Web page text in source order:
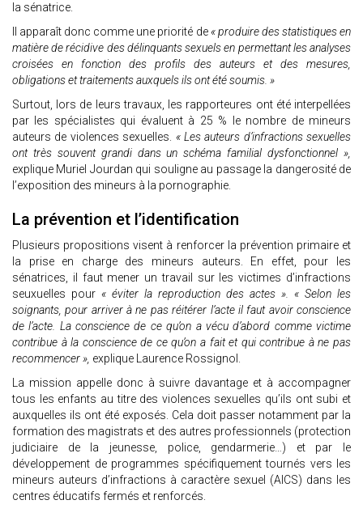
la sénatrice.
Il apparaît donc comme une priorité de « produire des statistiques en
matière de récidive des délinquants sexuels en permettant les analyses
croisées en fonction des profils des auteurs et des mesures,
obligations et traitements auxquels ils ont été soumis. »
Surtout, lors de leurs travaux, les rapporteures ont été interpellées
par les spécialistes qui évaluent à 25 % le nombre de mineurs
auteurs de violences sexuelles. « Les auteurs d’infractions sexuelles
ont très souvent grandi dans un schéma familial dysfonctionnel »,
explique Muriel Jourdan qui souligne au passage la dangerosité de
l’exposition des mineurs à la pornographie.
La prévention et l’identification
Plusieurs propositions visent à renforcer la prévention primaire et
la prise en charge des mineurs auteurs. En effet, pour les
sénatrices, il faut mener un travail sur les victimes d’infractions
seuxuelles pour « éviter la reproduction des actes ». « Selon les
soignants, pour arriver à ne pas réitérer l’acte il faut avoir conscience
de l’acte. La conscience de ce qu’on a vécu d’abord comme victime
contribue à la conscience de ce qu’on a fait et qui contribue à ne pas
recommencer », explique Laurence Rossignol.
La mission appelle donc à suivre davantage et à accompagner
tous les enfants au titre des violences sexuelles qu’ils ont subi et
auxquelles ils ont été exposés. Cela doit passer notamment par la
formation des magistrats et des autres professionnels (protection
judiciaire de la jeunesse, police, gendarmerie…) et par le
développement de programmes spécifiquement tournés vers les
mineurs auteurs d’infractions à caractère sexuel (AICS) dans les
centres éducatifs fermés et renforcés.